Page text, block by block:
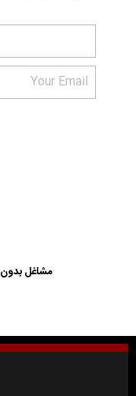
مشاغل بدون